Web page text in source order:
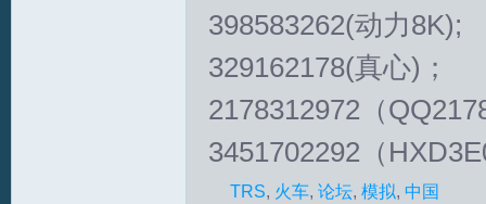
398583262(动力8K);
329162178(真心)；
2178312972（
3451702292（
TRS, 火车, 论坛, 模拟, 中国